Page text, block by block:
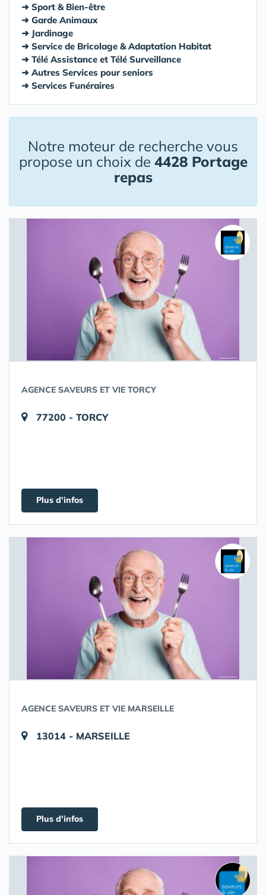
Sport & Bien-être
Garde Animaux
Jardinage
Service de Bricolage & Adaptation Habitat
Télé Assistance et Télé Surveillance
Autres Services pour seniors
Services Funéraires
Notre moteur de recherche vous
propose un choix de 4428 Portage
repas
AGENCE SAVEURS ET VIE TORCY
77200 - TORCY
Plus d'infos
AGENCE SAVEURS ET VIE MARSEILLE
13014 - MARSEILLE
Plus d'infos